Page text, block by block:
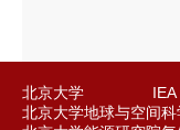
北京大学 IEA
北京大学地球与空间科